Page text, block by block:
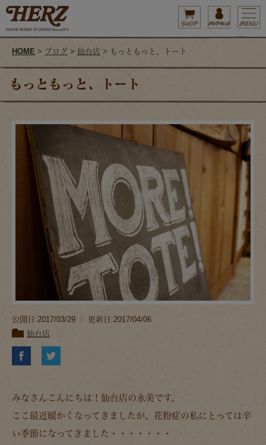
HOME > ブログ > 仙台店 > もっともっと、トート
もっともっと、トート
公開日:2017/03/29 ｜ 更新日:2017/04/06
仙台店
みなさんこんにちは！仙台店の永美です。
ここ最近暖かくなってきましたが、花粉症の私にとっては辛
い季節になってきました・・・・・・・